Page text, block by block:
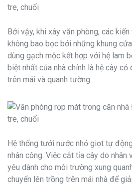
Bởi vậy, khi xây văn phòng, các
không bao bọc bởi những khung
dùng gạch mộc kết hợp với hệ lam
biệt nhất của nhà chính là hệ cây
trên mái và quanh tường.
Hệ thống tưới nước nhỏ giọt tự
nhân công. Việc cắt tỉa cây do nhân
yêu dành cho môi trường xung
chuyển lên trồng trên mái nhà để